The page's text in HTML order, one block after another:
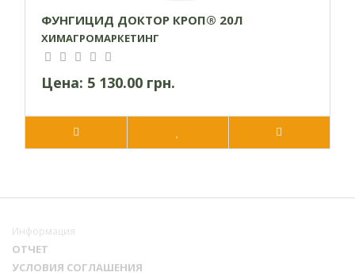
ФУНГИЦИД ДОКТОР КРОП® 20Л
ХИМАГРОМАРКЕТИНГ
Цена: 5 130.00 грн.
Информация
ОТЧЕТ
УСЛОВИЯ СОГЛАШЕНИЯ